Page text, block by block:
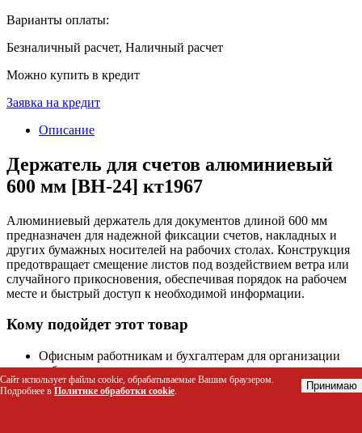
Варианты оплаты:
Безналичный расчет, Наличный расчет
Можно купить в кредит
Заявка на кредит
Описание
Держатель для счетов алюминиевый
600 мм [BH-24] кт1967
Алюминиевый держатель для документов длиной 600 мм
предназначен для надежной фиксации счетов, накладных и
других бумажных носителей на рабочих столах. Конструкция
предотвращает смещение листов под воздействием ветра или
случайного прикосновения, обеспечивая порядок на рабочем
месте и быстрый доступ к необходимой информации.
Кому подойдет этот товар
Офисным работникам и бухгалтерам для организации
рабочего пространства
Сотрудникам торговых точек и кассирам для фиксации
чеков и квитанций
Сайт использует файлы cookie, обрабатываемые Вашим браузером.
Подробнее в Политике обработки cookie. Принимаю